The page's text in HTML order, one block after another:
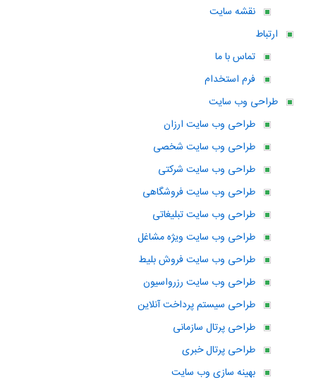
نقشه سایت
ارتباط
تماس با ما
فرم استخدام
طراحی وب سایت
طراحی وب سایت ارزان
طراحی وب سایت شخصی
طراحی وب سایت شرکتی
طراحی وب سایت فروشگاهی
طراحی وب سایت تبلیغاتی
طراحی وب سایت ویژه مشاغل
طراحی وب سایت فروش بلیط
طراحی وب سایت رزرواسیون
طراحی سیستم پرداخت آنلاین
طراحی پرتال سازمانی
طراحی پرتال خبری
بهینه سازی وب سایت